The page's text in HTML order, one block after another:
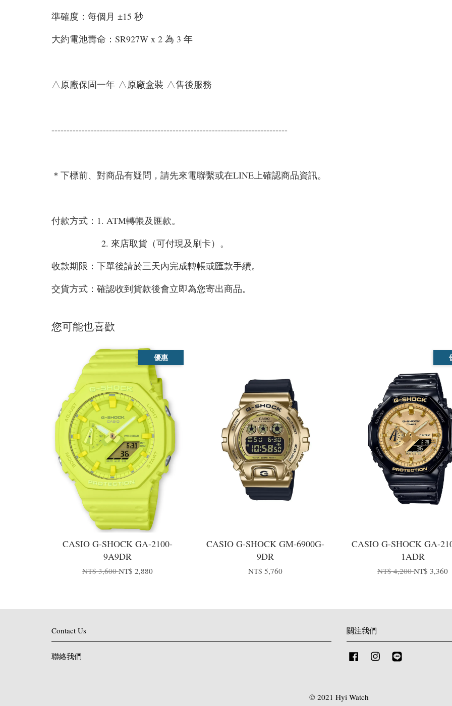
準確度：每個月 ±15 秒
大約電池壽命：SR927W x 2 為 3 年
△原廠保固一年 △原廠盒裝 △售後服務
------------------------------------------------------------------------------
＊下標前、對商品有疑問，請先來電聯繫或在LINE上確認商品資訊。
付款方式：1. ATM轉帳及匯款。
2. 來店取貨（可付現及刷卡）。
收款期限：下單後請於三天內完成轉帳或匯款手續。
交貨方式：確認收到貨款後會立即為您寄出商品。
您可能也喜歡
優惠
CASIO G-SHOCK GA-2100-
9A9DR
NT$ 3,600NT$ 2,880
CASIO G-SHOCK GM-6900G-
9DR
NT$ 5,760
CASIO G-SHOCK GA-
1ADR
NT$ 4,200NT$ 3,360
Contact Us
聯絡我們
關注我們
FacebookInstagram
© 2021 Hyi Watch